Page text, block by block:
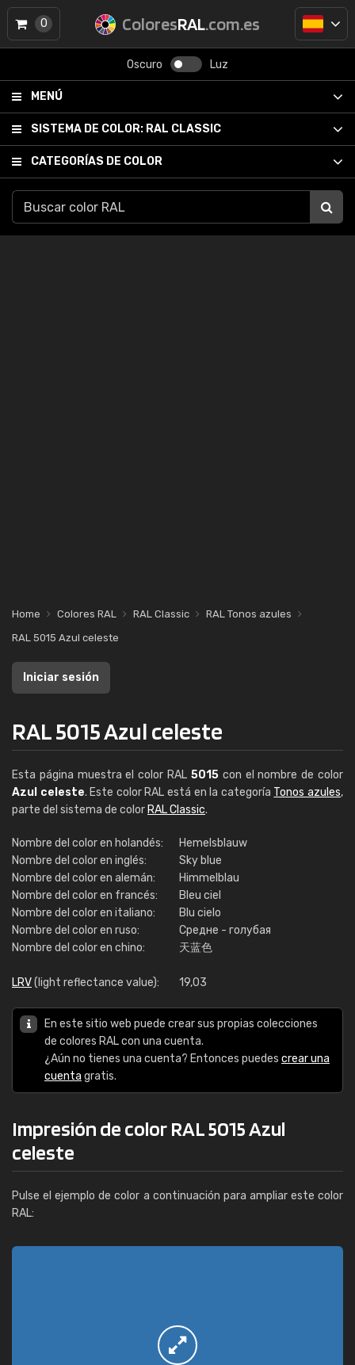
ColoresRAL.com.es
Oscuro Luz
MENÚ
SISTEMA DE COLOR: RAL CLASSIC
CATEGORÍAS DE COLOR
0
Home Colores RAL RAL Classic
RAL Tonos azules
RAL 5015 Azul celeste
Iniciar sesión
RAL 5015 Azul celeste
Esta página muestra el color RAL 5015con el nombre de color
Azul celeste. Este color RAL está en la categoría Tonos azules,
parte del sistema de color RAL Classic.
Nombre del color en holandés:
Hemelsblauw
Nombre del color en inglés:
Sky blue
Nombre del color en alemán:
Himmelblau
Nombre del color en francés:
Bleu ciel
Nombre del color en italiano:
Blu cielo
Nombre del color en ruso:
Средне - голубая
Nombre del color en chino:
天蓝色
LRV(light reflectance value): 19,03
En este sitio web puede crear sus propias colecciones
de colores RAL con una cuenta.
¿Aún no tienes una cuenta? Entonces puedes crear una
cuenta gratis.
Impresión de color RAL 5015 Azul
celeste
Pulse el ejemplo de color a continuación para ampliar este color
RAL: